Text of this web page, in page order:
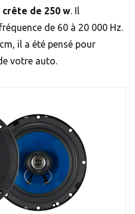
crête de 250 w. Il
de 60 à 20 000 Hz.
il a été pensé pour
votre auto.